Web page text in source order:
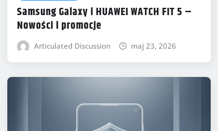
Samsung Galaxy i HUAWEI WATCH FIT 5 –
Nowości i promocje
Articulated Discussion maj 23, 2026